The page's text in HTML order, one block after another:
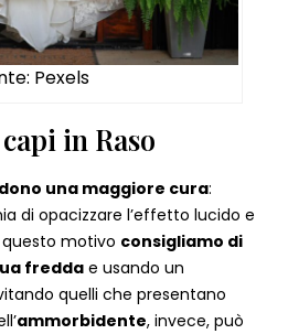
Pexels
in Raso
una maggiore cura:
di opacizzare l’effetto lucido e
questo motivo consigliamo di
freddae usando un
quelli che presentano
ammorbidente, invece, può